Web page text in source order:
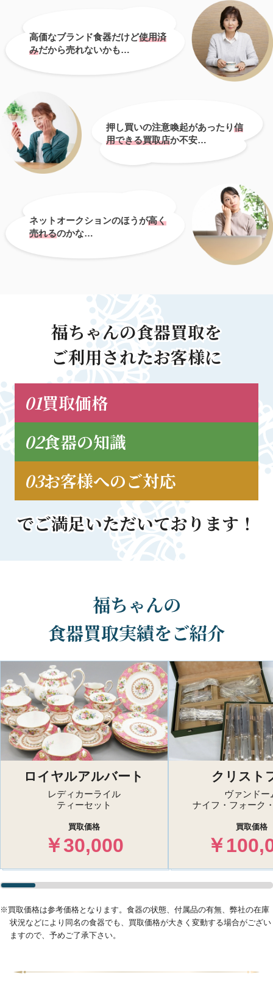
高価なブランド食器だけど使用済
みだから売れないかも…
押し買いの注意喚起があったり信
用できる買取店か不安…
ネットオークションのほうが高く
売れるのかな…
福ちゃんの食器買取を
ご利用されたお客様に
福ちゃんの食器買取を
ご利用されたお客様に
01買取価格
02食器の知識
03お客様へのご対応
でご満足いただいております！
でご満足いただいております！
福ちゃんの
食器買取実績をご紹介
ロイヤルアルバート
レディカーライル
ティーセット
買取価格
￥30,000
クリスト
ヴァンドー
ナイフ・フォーク
買取価格
￥
※買取価格は参考価格となります。食器の状態、付属品の有無、弊社の在庫
状況などにより 同名の食器でも、買取価格が大きく変動する場合がござい
ますので、予めご了承下さい。